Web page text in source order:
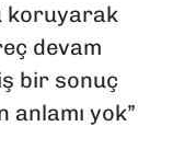
koruyarak
devam
bir sonuç
yok”